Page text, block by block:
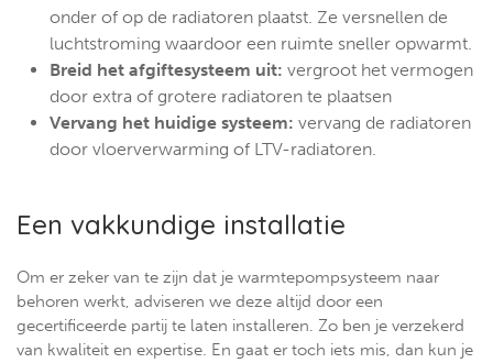
onder of op de radiatoren plaatst. Ze versnellen de
luchtstroming waardoor een ruimte sneller opwarmt.
Breid het afgiftesysteem uit: vergroot het vermogen
door extra of grotere radiatoren te plaatsen
Vervang het huidige systeem: vervang de radiatoren
door vloerverwarming of LTV-radiatoren.
Een vakkundige installatie
Om er zeker van te zijn dat je warmtepompsysteem naar
behoren werkt, adviseren we deze altijd door een
gecertificeerde partij te laten installeren. Zo ben je verzekerd
van kwaliteit en expertise. En gaat er toch iets mis, dan kun je